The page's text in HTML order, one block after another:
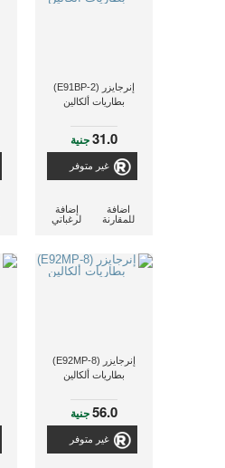
إنرجايزر (E91BP-2)
بطاريات ألكالين
31.0جنية
غير متوفر
إضافة
لرغباتي
اضافة
للمقارنة
إنرجايزر (E92MP-8)
بطاريات ألكالين
56.0جنية
غير متوفر